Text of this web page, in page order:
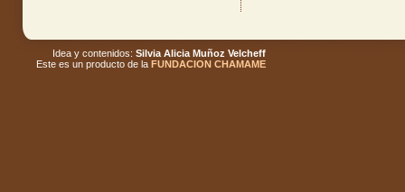
Idea y contenidos: Silvia Alicia Muñoz Velcheff
Este es un producto de la FUNDACION CHAMAME